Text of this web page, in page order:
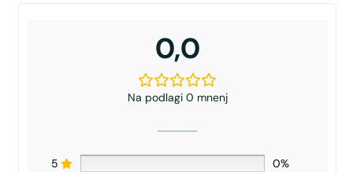
0,0
Na podlagi 0 mnenj
5
0%